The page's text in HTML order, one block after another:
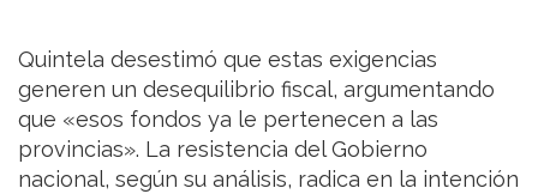
Quintela desestimó que estas exigencias
generen un desequilibrio fiscal, argumentando
que «esos fondos ya le pertenecen a las
provincias». La resistencia del Gobierno
nacional, según su análisis, radica en la intención